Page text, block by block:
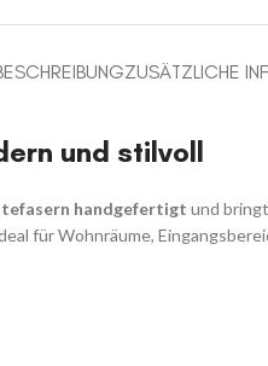
ZUSÄTZLICHE
und stilvoll
handgefertigt und
für Wohnräume,